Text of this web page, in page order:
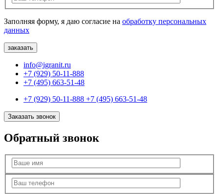
Заполняя форму, я даю согласие на обработку персональных
данных
info@igranit.ru
+7 (929) 50-11-888
+7 (495) 663-51-48
+7 (929) 50-11-888 +7 (495) 663-51-48
Заказать звонок
Обратный звонок